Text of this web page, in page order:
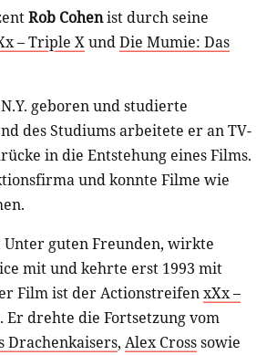
Rob Cohenist durch seine
– Triple XundDie Mumie: Das
geboren und studierte
des Studiums arbeitete er an TV-
in die Entstehung eines Films.
und konnte Filme wie
guten Freunden, wirkte
mit und kehrte erst 1993 mit
Film ist der ActionstreifenxXx –
drehte die Fortsetzung vom
Drachenkaisers, Alex Crosssowie